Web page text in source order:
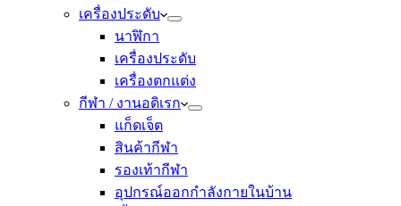
เครื่องประดับ
นาฬิกา
เครื่องประดับ
เครื่องตกแต่ง
กีฬา / งานอดิเรก
แก็ดเจ็ต
สินค้ากีฬา
รองเท้ากีฬา
อุปกรณ์ออกกำลังกายในบ้าน